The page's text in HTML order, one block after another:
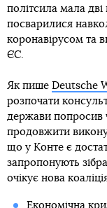
політсила мала дві
посварилися
коронавірусом та
ЄС.
Як пише Deutsche
розпочати
держави попросив
продовжити
що у Конте є
запропонують
очікує нова
Економічна